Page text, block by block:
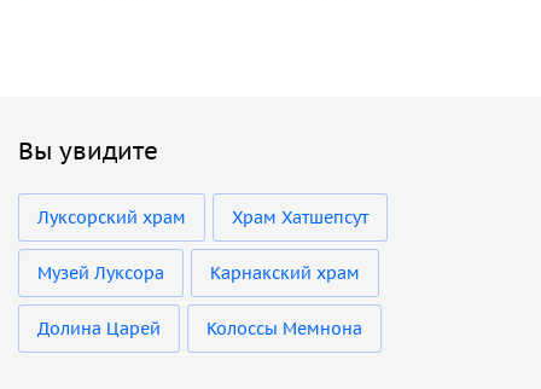
Вы увидите
Луксорский храм Храм Хатшепсут
Музей Луксора Карнакский храм
Долина Царей Колоссы Мемнона